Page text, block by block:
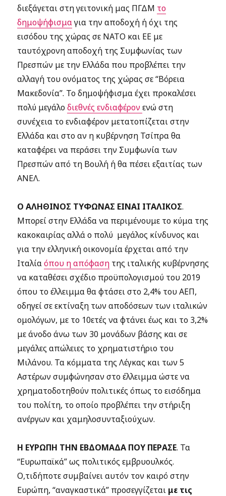
διεξάγεται στη γειτονική μας ΠΓΔΜ το
δημοψήφισμαγια την αποδοχή ή όχι της
εισόδου της χώρας σε ΝΑΤΟ και ΕΕ με
ταυτόχρονη αποδοχή της Συμφωνίας των
Πρεσπών με την Ελλάδα που προβλέπει την
αλλαγή του ονόματος της χώρας σε “Βόρεια
Μακεδονία”. Το δημοψήφισμα έχει προκαλέσει
πολύ μεγάλοδιεθνές ενδιαφέρονενώ στη
συνέχεια το ενδιαφέρον μετατοπίζεται στην
Ελλάδα και στο αν η κυβέρνηση Τσίπρα θα
καταφέρει να περάσει την Συμφωνία των
Πρεσπών από τη Βουλή ή θα πέσει εξαιτίας των
ΑΝΕΛ.
Ο ΑΛΗΘΙΝΟΣ ΤΥΦΩΝΑΣ ΕΙΝΑΙ ΙΤΑΛΙΚΟΣ.
Μπορεί στην Ελλάδα να περιμένουμε το κύμα της
κακοκαιρίας αλλά ο πολύ μεγάλος κίνδυνος και
για την ελληνική οικονομία έρχεται από την
Ιταλίαόπου η απόφαση της ιταλικής κυβέρνησης
να καταθέσει σχέδιο προϋπολογισμού του 2019
όπου το έλλειμμα θα φτάσει στο 2,4% του ΑΕΠ,
οδηγεί σε εκτίναξη των αποδόσεων των ιταλικών
ομολόγων, με το 10ετές να φτάνει έως και το 3,2%
με άνοδο άνω των 30 μονάδων βάσης και σε
μεγάλες απώλειες το χρηματιστήριο του
Μιλάνου. Τα κόμματα της Λέγκας και των 5
Αστέρων συμφώνησαν στο έλλειμμα ώστε να
χρηματοδοτηθούν πολιτικές όπως το εισόδημα
του πολίτη, το οποίο προβλέπει την στήριξη
ανέργων και χαμηλοσυνταξιούχων.
H ΕΥΡΩΠΗ ΤΗΝ ΕΒΔΟΜΑΔΑ ΠΟΥ ΠΕΡΑΣΕ. Τα
“Ευρωπαϊκά”ως πολιτικός εμβρυουλκός.
Ο,τιδήποτε συμβαίνει αυτόν τον καιρό στην
Ευρώπη, “αναγκαστικά” προσεγγίζεται με τις